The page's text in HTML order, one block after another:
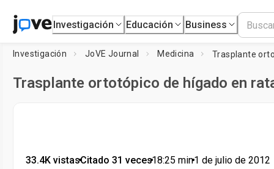
Investigación Educación Business
Investigación JoVE Journal Medicina Trasplante
Trasplante ortotópico de hígado en
33.4K vistas•Citado 31 veces•18:25 min•1 de julio de 2012